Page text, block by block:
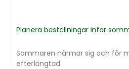
Planera beställningar inför
Sommaren närmar sig och för
efterlängtad